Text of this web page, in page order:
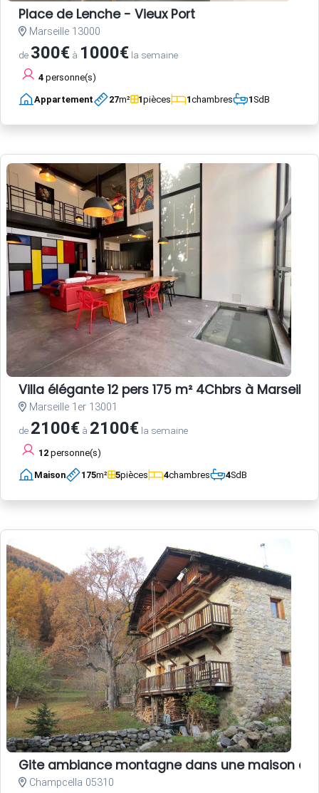
Place de Lenche - Vieux Port
Marseille 13000
de 300€ à 1000€ la semaine
4 personne(s)
Appartement 27m² 1pièces 1chambres 1SdB
Villa élégante 12 pers 175 m² 4Chbrs à
Marseille 1er 13001
de 2100€ à 2100€ la semaine
12 personne(s)
Maison 175m² 5pièces 4chambres 4SdB
Gite ambiance montagne dans une maison
Champcella 05310